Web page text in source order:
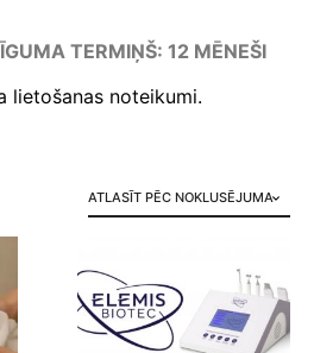
TERMIŅŠ: 12 MĒNEŠI
lietošanas noteikumi.